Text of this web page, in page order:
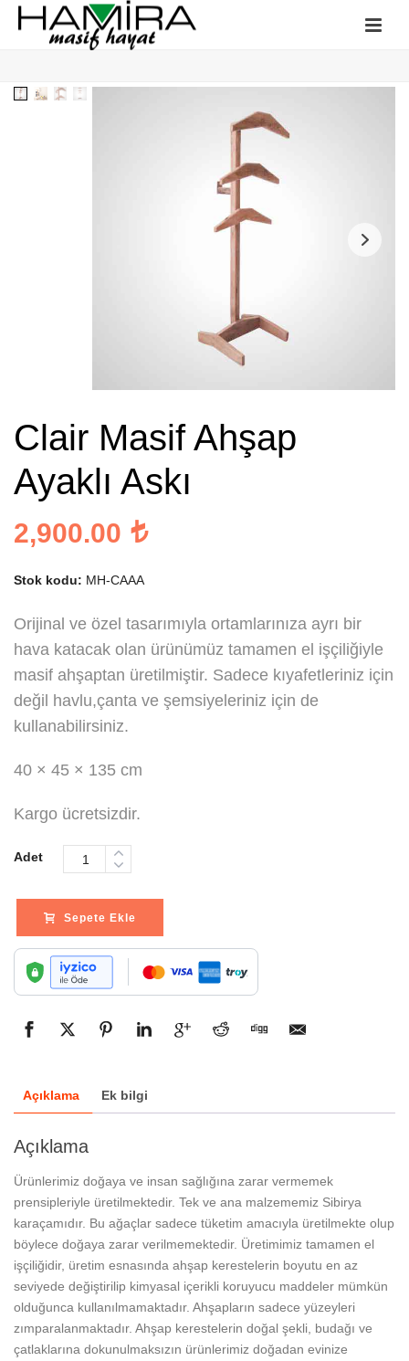
Clair Masif Ahşap
Ayaklı Askı
2,900.00
Stok kodu: MH-CAAA
Orijinal ve özel tasarımıyla ortamlarınıza ayrı bir
hava katacak olan ürünümüz tamamen el işçiliğiyle
masif ahşaptan üretilmiştir. Sadece kıyafetleriniz için
değil havlu,çanta ve şemsiyeleriniz için de
kullanabilirsiniz.
40 × 45 × 135 cm
Kargo ücretsizdir.
Adet
Sepete Ekle
Açıklama Ek bilgi
Açıklama
Ürünlerimiz doğaya ve insan sağlığına zarar vermemek
prensipleriyle üretilmektedir. Tek ve ana malzememiz Sibirya
karaçamıdır. Bu ağaçlar sadece tüketim amacıyla üretilmekte olup
böylece doğaya zarar verilmemektedir. Üretimimiz tamamen el
işçiliğidir, üretim esnasında ahşap kerestelerin boyutu en az
seviyede değiştirilip kimyasal içerikli koruyucu maddeler mümkün
olduğunca kullanılmamaktadır. Ahşapların sadece yüzeyleri
zımparalanmaktadır. Ahşap kerestelerin doğal şekli, budağı ve
çatlaklarına dokunulmaksızın ürünlerimiz doğadan evinize